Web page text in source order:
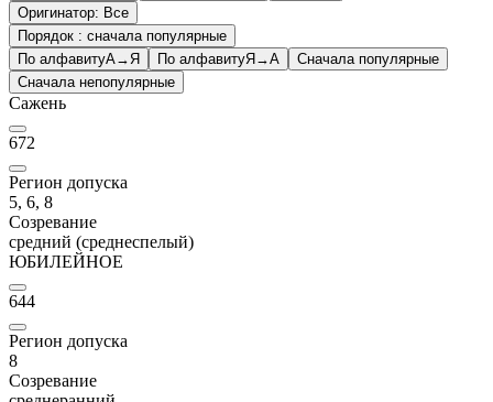
Оригинатор: Все
Порядок : сначала популярные
По алфавитуА→Я По алфавитуЯ→А
Сначала популярные
Сначала непопулярные
Сажень
672
Регион допуска
5, 6, 8
Созревание
средний (среднеспелый)
ЮБИЛЕЙНОЕ
644
Регион допуска
8
Созревание